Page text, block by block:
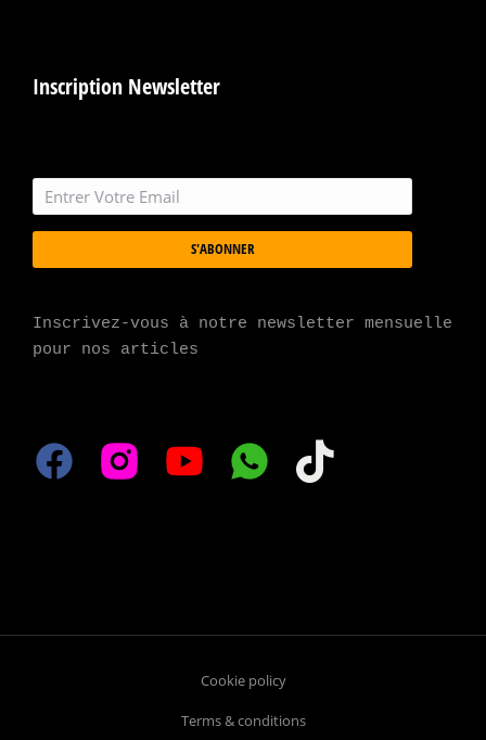
Inscription Newsletter
S'ABONNER
Inscrivez-vous à notre newsletter mensuelle
pour nos articles
Cookie policy
Terms & conditions